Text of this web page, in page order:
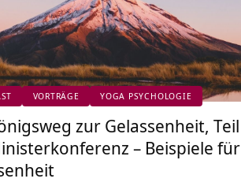
VORTRÄGE YOGA PSYCHOLOGIE
zur Gelassenheit, Teil
– Beispiele für